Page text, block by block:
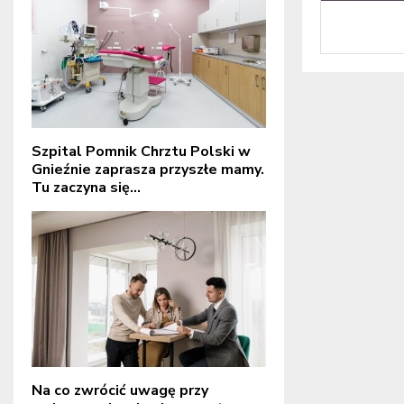
Szpital Pomnik Chrztu Polski w
Gnieźnie zaprasza przyszłe mamy.
Tu zaczyna się...
Na co zwrócić uwagę przy